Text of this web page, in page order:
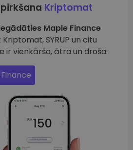
Kriptomat
Maple Finance
SYRUP un citu
ir vienkārša, ātra un droša.